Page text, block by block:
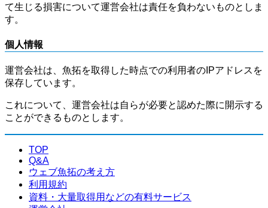
て生じる損害について運営会社は責任を負わないものとしま
す。
個人情報
運営会社は、魚拓を取得した時点での利用者のIPアドレスを
保存しています。
これについて、運営会社は自らが必要と認めた際に開示する
ことができるものとします。
TOP
Q&A
ウェブ魚拓の考え方
利用規約
資料・大量取得用などの有料サービス